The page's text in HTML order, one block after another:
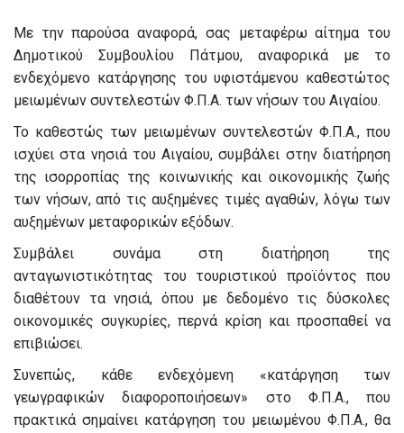
Με την παρούσα αναφορά, σας μεταφέρω αίτημα του
Δημοτικού Συμβουλίου Πάτμου, αναφορικά με το
ενδεχόμενο κατάργησης του υφιστάμενου καθεστώτος
μειωμένων συντελεστών Φ.Π.Α. των νήσων του Αιγαίου.
Το καθεστώς των μειωμένων συντελεστών Φ.Π.Α., που
ισχύει στα νησιά του Αιγαίου, συμβάλει στην διατήρηση
της ισορροπίας της κοινωνικής και οικονομικής ζωής
των νήσων, από τις αυξημένες τιμές αγαθών, λόγω των
αυξημένων μεταφορικών εξόδων.
Συμβάλει συνάμα στη διατήρηση της
ανταγωνιστικότητας του τουριστικού προϊόντος που
διαθέτουν τα νησιά, όπου με δεδομένο τις δύσκολες
οικονομικές συγκυρίες, περνά κρίση και προσπαθεί να
επιβιώσει.
Συνεπώς, κάθε ενδεχόμενη «κατάργηση των
γεωγραφικών διαφοροποιήσεων» στο Φ.Π.Α., που
πρακτικά σημαίνει κατάργηση του μειωμένου Φ.Π.Α., θα